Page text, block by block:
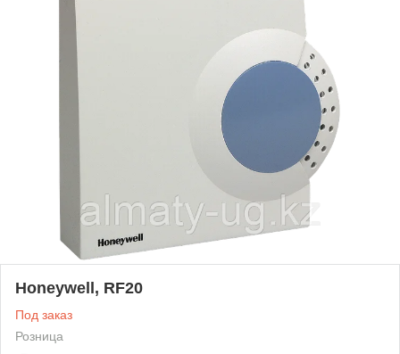
Honeywell, RF20
Под заказ
Розница